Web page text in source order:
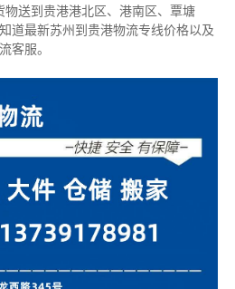
物送到贵港港北区、港南区、覃塘
道最新苏州到贵港物流专线价格以及
客服。